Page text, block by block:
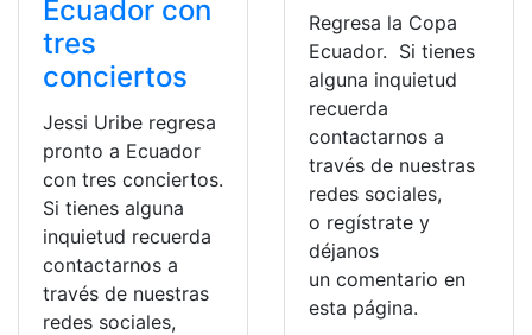
Ecuador con
tres
conciertos
Jessi Uribe regresa
pronto a Ecuador
con tres conciertos.
Si tienes alguna
inquietud recuerda
contactarnos a
través de nuestras
redes sociales,
Regresa la Copa
Ecuador. Si tienes
alguna inquietud
recuerda
contactarnos a
través de nuestras
redes sociales,
o regístrate y
déjanos
un comentario en
esta página.